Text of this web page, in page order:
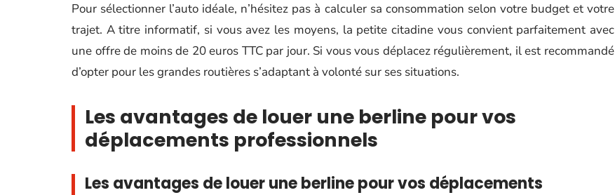
Pour sélectionner l’auto idéale, n’hésitez pas à calculer sa consommation selon votre budget et votre
trajet. A titre informatif, si vous avez les moyens, la petite citadine vous convient parfaitement avec
une offre de moins de 20 euros TTC par jour. Si vous vous déplacez régulièrement, il est recommandé
d’opter pour les grandes routières s’adaptant à volonté sur ses situations.
Les avantages de louer une berline pour vos
déplacements professionnels
Les avantages de louer une berline pour vos déplacements